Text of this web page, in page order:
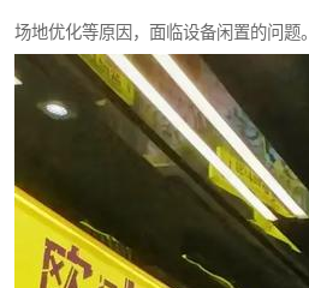
场地优化等原因，面临设备闲置的问题。